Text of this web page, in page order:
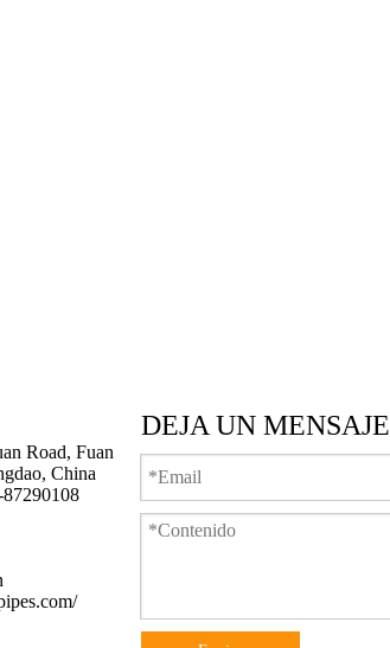
Road, Fuan
China
DEJA UN MENSAJE